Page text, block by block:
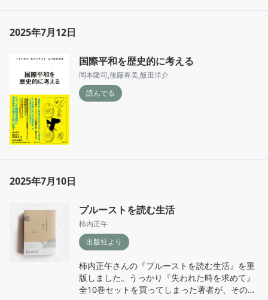
2025年7月12日
国際平和を歴史的に考える
岡本隆司,後藤春美,飯田洋介
読んでる
2025年7月10日
プルーストを読む生活
柿内正午
出版社より
柿内正午さんの『プルーストを読む生活』を重
版しました。うっかり『失われた時を求めて』
全10巻セットを買ってしまった著者が、その読